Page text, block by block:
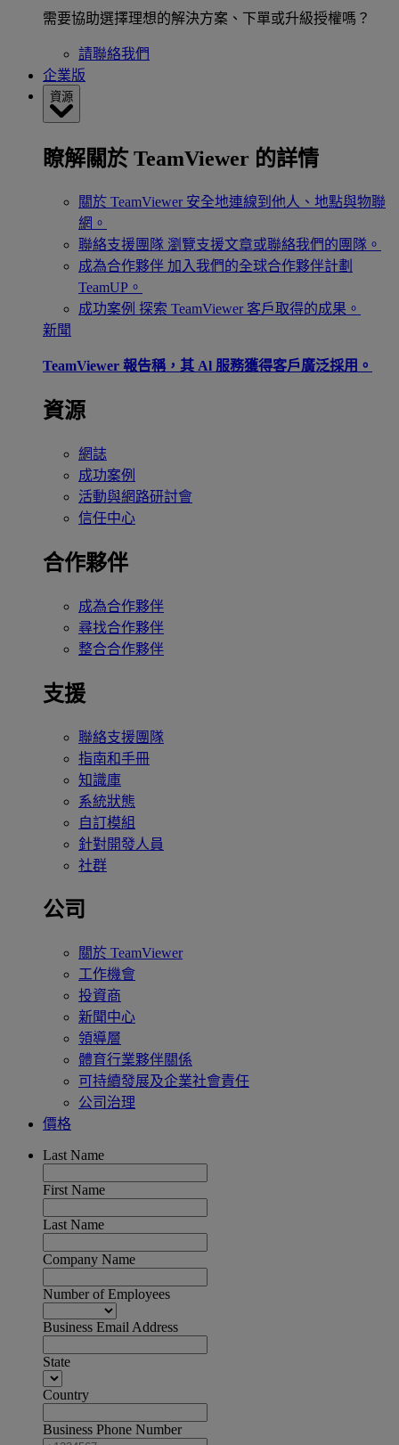
需要協助選擇理想的解決方案、下單或升級授權嗎？
請聯絡我們
企業版
資源
瞭解關於 TeamViewer 的詳情
關於 TeamViewer 安全地連線到他人、地點與物聯
網。
聯絡支援團隊 瀏覽支援文章或聯絡我們的團隊。
成為合作夥伴 加入我們的全球合作夥伴計劃
TeamUP。
成功案例 探索 TeamViewer 客戶取得的成果。
新聞
TeamViewer 報告稱，其 Al 服務獲得客戶廣泛採用。
資源
網誌
成功案例
活動與網路研討會
信任中心
合作夥伴
成為合作夥伴
尋找合作夥伴
整合合作夥伴
支援
聯絡支援團隊
指南和手冊
知識庫
系統狀態
自訂模組
針對開發人員
社群
公司
關於 TeamViewer
工作機會
投資商
新聞中心
領導層
體育行業夥伴關係
可持續發展及企業社會責任
公司治理
價格
Last Name
First Name
Last Name
Company Name
Number of Employees
Business Email Address
State
Country
Business Phone Number